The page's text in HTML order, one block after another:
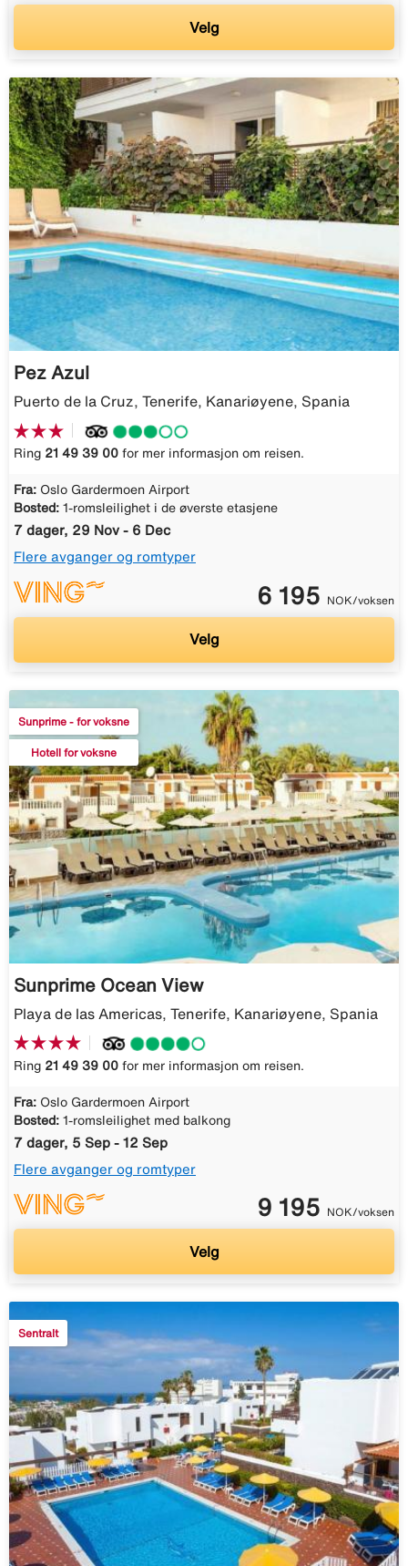
Velg
Pez Azul
Puerto de la Cruz, Tenerife, Kanariøyene, Spania
Ring 21 49 39 00 for mer informasjon om reisen.
Fra: Oslo Gardermoen Airport
Bosted: 1-romsleilighet i de øverste etasjene
7 dager, 29 Nov - 6 Dec
Flere avganger og romtyper
6 195 NOK/voksen
Velg
Sunprime - for voksne
Hotell for voksne
Sunprime Ocean View
Playa de las Americas, Tenerife, Kanariøyene, Spania
Ring 21 49 39 00 for mer informasjon om reisen.
Fra: Oslo Gardermoen Airport
Bosted: 1-romsleilighet med balkong
7 dager, 5 Sep - 12 Sep
Flere avganger og romtyper
9 195 NOK/voksen
Velg
Sentralt